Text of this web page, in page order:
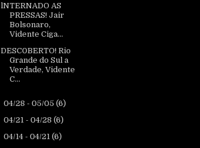
lNTERNADO AS
PRESSAS! Jair
Bolsonaro,
Vidente Ciga...
DESC0BERTO! Rio
Grande do Sul a
Verdade, Vidente
C...
04/28 - 05/05 (6)
04/21 - 04/28 (6)
04/14 - 04/21 (6)